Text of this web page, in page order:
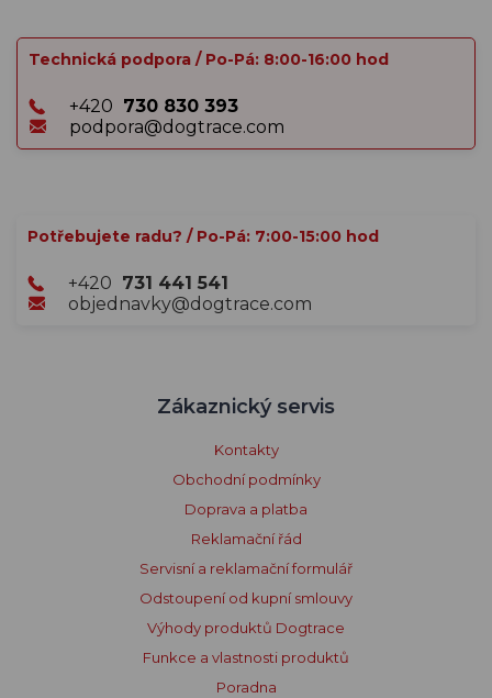
Technická podpora / Po-Pá: 8:00-16:00 hod
+420 730 830 393
podpora@dogtrace.com
Potřebujete radu? / Po-Pá: 7:00-15:00 hod
+420 731 441 541
objednavky@dogtrace.com
Zákaznický servis
Kontakty
Obchodní podmínky
Doprava a platba
Reklamační řád
Servisní a reklamační formulář
Odstoupení od kupní smlouvy
Výhody produktů Dogtrace
Funkce a vlastnosti produktů
Poradna